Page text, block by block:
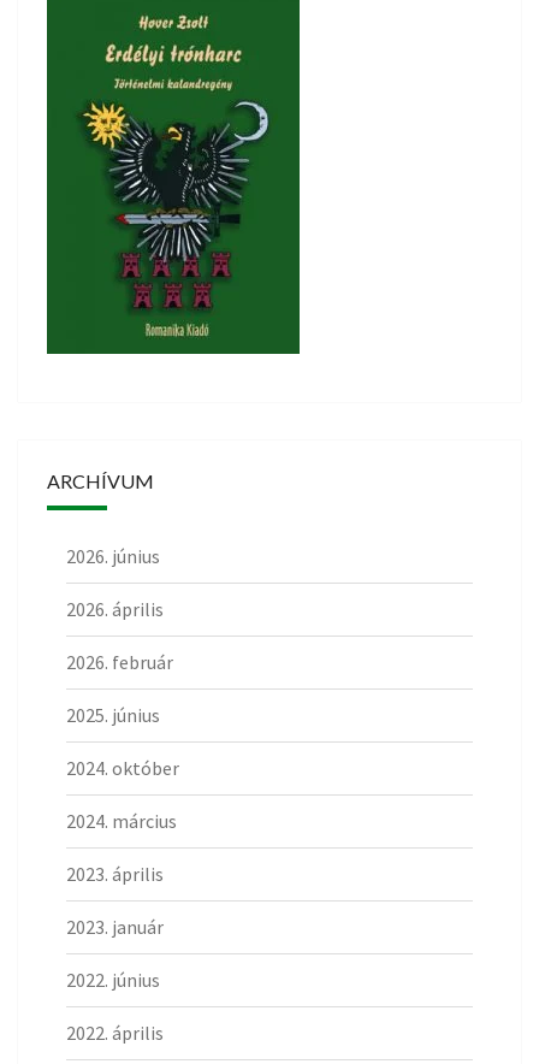
ARCHÍVUM
2026. június
2026. április
2026. február
2025. június
2024. október
2024. március
2023. április
2023. január
2022. június
2022. április